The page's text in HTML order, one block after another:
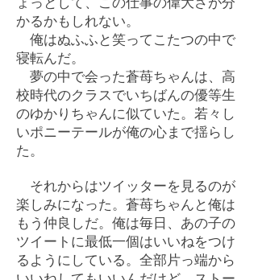
かるかもしれない。
俺はぬふふと笑ってこたつの中で
寝転んだ。
夢の中で会った蒼苺ちゃんは、高
校時代のクラスでいちばんの優等生
のゆかりちゃんに似ていた。若々し
いポニーテールが俺の心まで揺らし
た。
それからはツイッターを見るのが
楽しみになった。蒼苺ちゃんと俺は
もう仲良しだ。俺は毎日、あの子の
ツイートに最低一個はいいねをつけ
るようにしている。全部片っ端から